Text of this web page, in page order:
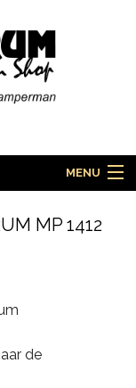
MENU
MP 1412
de